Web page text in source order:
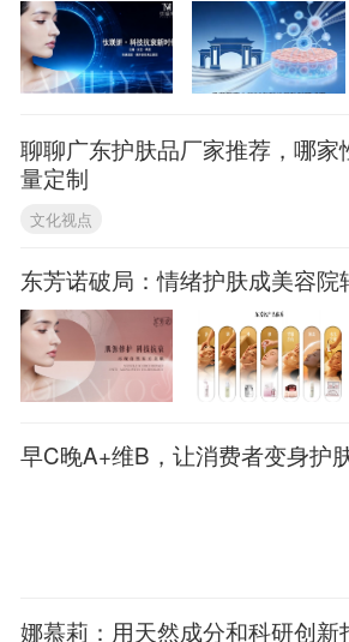
聊聊广东护肤品厂家推荐，哪家
量定制
文化视点
东芳诺破局：情绪护肤成美容院
早C晚A+维B，让消费者变身护
娜慕莉：用天然成分和科研创新